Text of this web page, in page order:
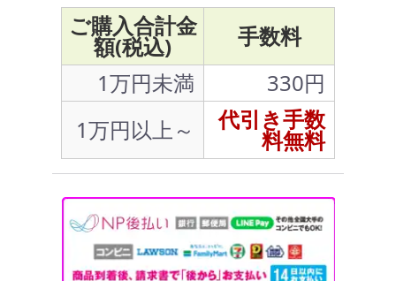
ご購入合計金
額(税込)
手数料
1万円未満
330円
1万円以上～
代引き手数
料無料